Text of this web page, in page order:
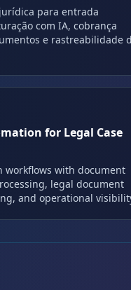
para entrada
com IA, cobrança
e rastreabilidade
for Legal Case
workflows with document
legal document
and operational